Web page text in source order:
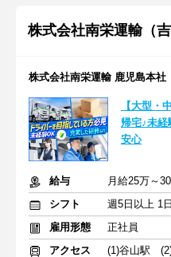
株式会社南栄運輸（
株式会社南栄運輸 鹿児島本社
【大型・
帰宅♪未
安心
給与
月給25万～
シフト
週5日以上 1
雇用形態
正社員
アクセス
(1)谷山駅